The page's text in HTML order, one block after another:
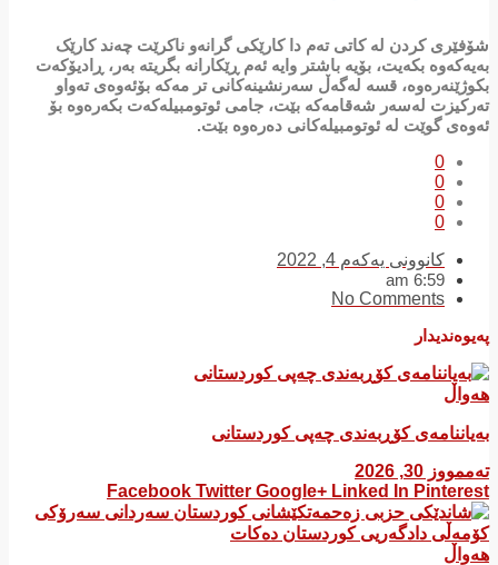
شۆفێری کردن لە کاتی تەم دا کارێکی گرانەو ناکرێت چەند کارێک
بەیەکەوە بکەیت، بۆیە باشتر وایە ئەم ڕێکارانە بگریتە بەر، ڕادیۆکەت
بکوژێنەرەوە، قسە لەگەڵ سەرنشینەکانی تر مەکە بۆئەوەی تەواو
تەرکیزت لەسەر شەقامەکە بێت، جامی ئوتومبیلەکەت بکەرەوە بۆ
ئەوەی گوێت لە ئوتومبیلەکانی دەرەوە بێت.
0
0
0
0
کانوونی یەکەم 4, 2022
6:59 am
No Comments
پەیوەندیدار
هەواڵ
بەیاننامەی کۆڕبەندی چەپی کوردستانی
تەممووز 30, 2026
Facebook Twitter Google+ Linked In Pinterest
هەواڵ